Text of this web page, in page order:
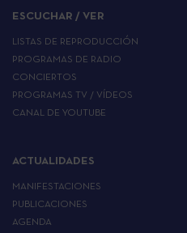
ESCUCHAR / VER
LISTAS DE REPRODUCCIÓN
PROGRAMAS DE RADIO
CONCIERTOS
PROGRAMAS TV / VÍDEOS
CANAL DE YOUTUBE
ACTUALIDADES
MANIFESTACIONES
PUBLICACIONES
AGENDA